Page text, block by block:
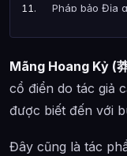
Pháp bảo Địa
Pháp bảo
Pháp bảo Tiên
Pháp bảo
Mãng Hoang Kỷ (
cổ điển do tác giả
được biết đến với
Đây cũng là tác